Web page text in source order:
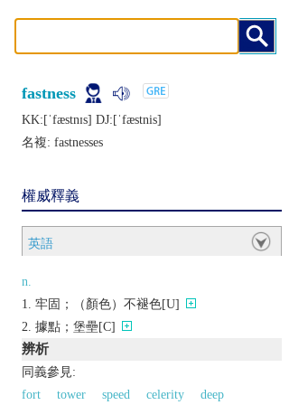
fastness
KK:[ˈfæstnɪs] DJ:[ˈfæstnis]
名複: fastnesses
權威釋義
英語
n.
牢固；（顏色）不褪色[U]
據點；堡壘[C]
辨析
同義參見:
fort
tower speed celerity deep